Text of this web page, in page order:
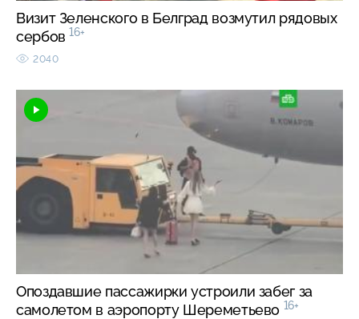
Визит Зеленского в Белград возмутил рядовых
сербов 16+
2040
Опоздавшие пассажирки устроили забег за
самолетом в аэропорту Шереметьево 16+